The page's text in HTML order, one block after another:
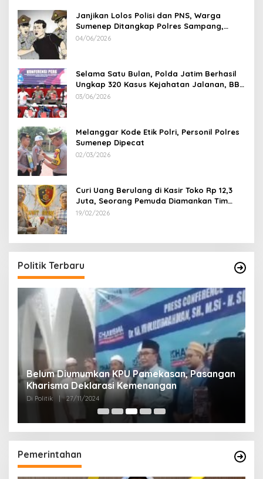
Janjikan Lolos Polisi dan PNS, Warga
Sumenep Ditangkap Polres Sampang,
Korban Rugi Rp 600 juta
04/06/2026
Selama Satu Bulan, Polda Jatim Berhasil
Ungkap 320 Kasus Kejahatan Jalanan, BB
100 Sepeda Motor dan 12 Mobil Diamankan
03/06/2026
Melanggar Kode Etik Polri, Personil Polres
Sumenep Dipecat
02/03/2026
Curi Uang Berulang di Kasir Toko Rp 12,3
Juta, Seorang Pemuda Diamankan Tim
Reskrim Polsek Lenteng Sumenep
19/02/2026
Politik Terbaru
Belum Diumumkan KPU Pamekasan, Pasangan
Kharisma Deklarasi Kemenangan
Di Politik | 27/11/2024
Pemerintahan